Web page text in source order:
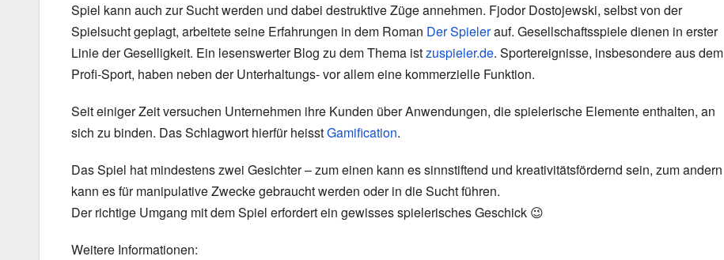
Spiel kann auch zur Sucht werden und dabei destruktive Züge annehmen. Fjodor Dostojewski, selbst von der
Spielsucht geplagt, arbeitete seine Erfahrungen in dem Roman Der Spielerauf. Gesellschaftsspiele dienen in erster
Linie der Geselligkeit. Ein lesenswerter Blog zu dem Thema istzuspieler.de. Sportereignisse, insbesondere aus dem
Profi-Sport, haben neben der Unterhaltungs- vor allem eine kommerzielle Funktion.
Seit einiger Zeit versuchen Unternehmen ihre Kunden über Anwendungen, die spielerische Elemente enthalten, an
sich zu binden. Das Schlagwort hierfür heisstGamification.
Das Spiel hat mindestens zwei Gesichter – zum einen kann es sinnstiftend und kreativitätsfördernd sein, zum andern
kann es für manipulative Zwecke gebraucht werden oder in die Sucht führen.
Der richtige Umgang mit dem Spiel erfordert ein gewisses spielerisches Geschick 😉
Weitere Informationen: